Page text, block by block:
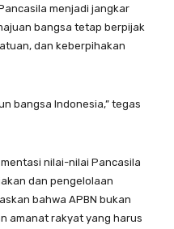
menjadi jangkar
bangsa tetap berpijak
dan keberpihakan
bangsa Indonesia,” tegas
nilai-nilai Pancasila
dan pengelolaan
bahwa APBN bukan
amanat rakyat yang harus